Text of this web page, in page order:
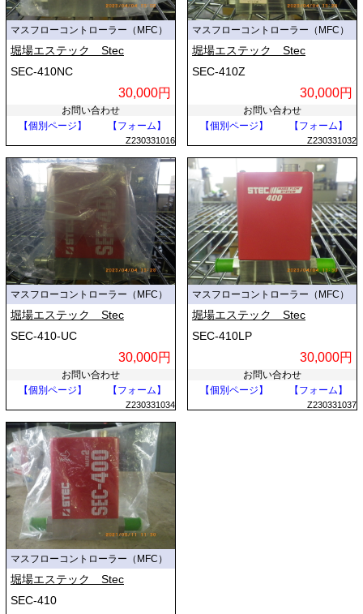
マスフローコントローラー（MFC）
堀場エステック Stec
SEC-410NC
30,000円
お問い合わせ
【個別ページ】
【フォーム】
Z230331016
マスフローコントローラー（MFC）
堀場エステック Stec
SEC-410Z
30,000円
お問い合わせ
【個別ページ】
【フォーム】
Z230331032
マスフローコントローラー（MFC）
堀場エステック Stec
SEC-410-UC
30,000円
お問い合わせ
【個別ページ】
【フォーム】
Z230331034
マスフローコントローラー（MFC）
堀場エステック Stec
SEC-410LP
30,000円
お問い合わせ
【個別ページ】
【フォーム】
Z230331037
マスフローコントローラー（MFC）
堀場エステック Stec
SEC-410